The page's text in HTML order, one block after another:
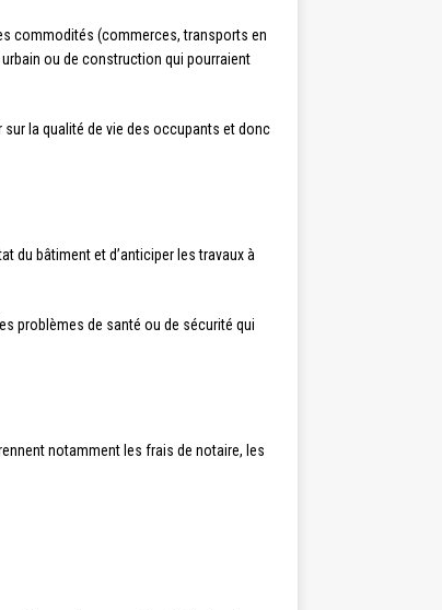
commodités (commerces, transports en
ou de construction qui pourraient
la qualité de vie des occupants et donc
du bâtiment et d’anticiper les travaux à
problèmes de santé ou de sécurité qui
notamment les frais de notaire, les